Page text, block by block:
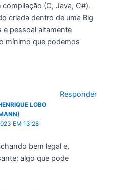
(C, Java, C#).
criada dentro de uma Big
e pessoal altamente
mínimo que podemos
Responder
LOBO
EM 13:28
bem legal e,
algo que pode